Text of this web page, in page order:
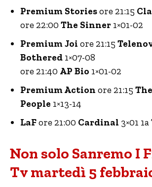
Premium Storiesore 21:15
ore 22:00 The Sinner 1×01-02
Premium Joi ore 21:15
Bothered 1×07-08
ore 21:40 AP Bio 1×01-02
Premium Action ore 21:15
People 1×13-14
LaFore 21:00 Cardinal 3×01
Non solo Sanremo I
Tv martedì 5